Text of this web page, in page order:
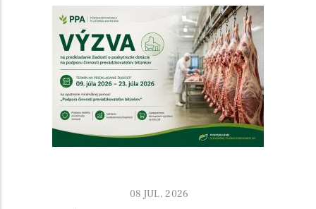
08 JUL, 2026